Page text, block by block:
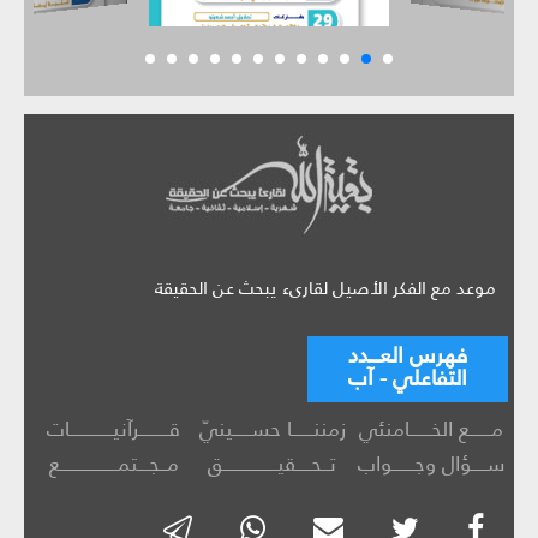
موعد مع الفكر الأصيل لقارىء يبحث عن الحقيقة
فهرس العـــدد
التفاعلي - آب
مــــــع الخــــــامنئي زمننــــــا حســـــينيّ
قــــــــرآنيــــــــــــات
ســــؤال وجــــــواب
تــحــــقيـــــــــــــــق مــجـــتمــــــــــــــــع